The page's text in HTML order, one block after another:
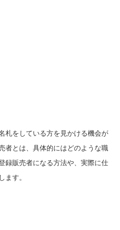
札をしている方を見かける機会が
者とは、具体的にはどのような職
録販売者になる方法や、実際に仕
ます。